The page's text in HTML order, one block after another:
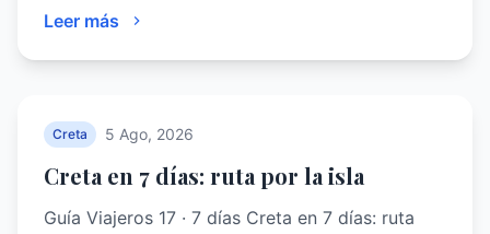
Leer más
Creta 5 Ago, 2026
Creta en 7 días: ruta por la isla
Guía Viajeros 17 · 7 días Creta en 7 días: ruta